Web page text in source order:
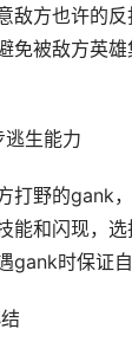
敌方也许的
免被敌方英雄
逃生能力
打野的gank
能和闪现，
gank时保证自